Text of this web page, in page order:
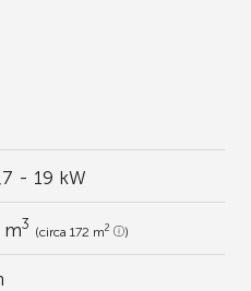
- 19 kW
m3 (circa 172 m2 )